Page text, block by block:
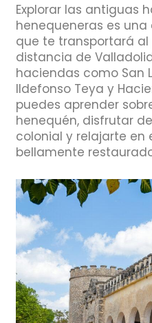
Explorar las antiguas
henequeneras es
que te transportará al
distancia de
haciendas como San
Ildefonso Teya y
puedes aprender
henequén, disfrutar
colonial y relajarte en
bellamente